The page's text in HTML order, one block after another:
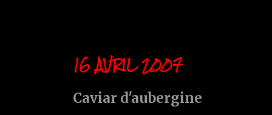
16 AVRIL 2007
Caviar d'aubergine